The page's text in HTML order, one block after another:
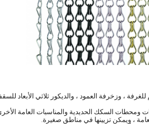
للغرفة ، وزخرفة العمود ، والديكور ثلاثي
ومحطات السكك الحديدية والمناسبات العامة
، ويمكن تزيينها في مناطق صغيرة.